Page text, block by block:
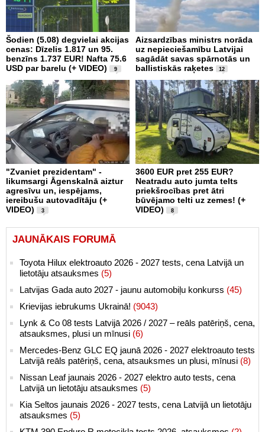
Šodien (5.08) degvielai akcijas
cenas: Dīzelis 1.817 un 95.
benzīns 1.737 EUR! Nafta 75.6
USD par barelu (+ VIDEO)
9
Aizsardzības ministrs norāda
uz nepieciešamību Latvijai
sagādāt savas spārnotās un
ballistiskās raķetes
12
"Zvaniet prezidentam" -
likumsargi Āgenskalnā aiztur
agresīvu un, iespējams,
iereibušu autovadītāju (+
VIDEO)
3
3600 EUR pret 255 EUR?
Neatradu auto jumta telts
priekšrocības pret ātri
būvējamo telti uz zemes! (+
VIDEO)
8
JAUNĀKAIS FORUMĀ
Toyota Hilux elektroauto 2026 - 2027 tests, cena Latvijā un
lietotāju atsauksmes (5)
Latvijas Gada auto 2027 - jaunu automobiļu konkurss (45)
Krievijas iebrukums Ukrainā! (9043)
Lynk & Co 08 tests Latvijā 2026 / 2027 – reāls patēriņš, cena,
atsauksmes, plusi un mīnusi (6)
Mercedes-Benz GLC EQ jaunā 2026 - 2027 elektroauto tests
Latvijā reāls patēriņš, cena, atsauksmes un plusi, mīnusi (8)
Nissan Leaf jaunais 2026 - 2027 elektro auto tests, cena
Latvijā un lietotāju atsauksmes (5)
Kia Seltos jaunais 2026 - 2027 tests, cena Latvijā un lietotāju
atsauksmes (5)